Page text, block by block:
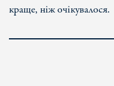
краще, ніж очікувалося.